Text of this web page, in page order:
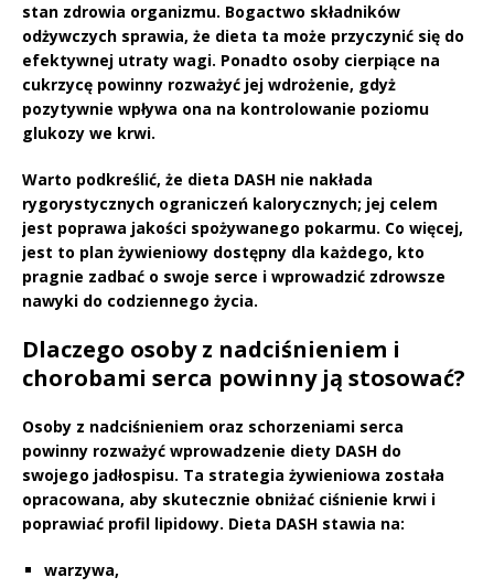
stan zdrowia organizmu. Bogactwo składników
odżywczych sprawia, że dieta ta może przyczynić się do
efektywnej utraty wagi. Ponadto osoby cierpiące na
cukrzycę powinny rozważyć jej wdrożenie, gdyż
pozytywnie wpływa ona na kontrolowanie poziomu
glukozy we krwi.
Warto podkreślić, że dieta DASH nie nakłada
rygorystycznych ograniczeń kalorycznych; jej celem
jest poprawa jakości spożywanego pokarmu. Co więcej,
jest to plan żywieniowy dostępny dla każdego, kto
pragnie zadbać o swoje serce i wprowadzić zdrowsze
nawyki do codziennego życia.
Dlaczego osoby z nadciśnieniem i
chorobami serca powinny ją stosować?
Osoby z nadciśnieniem oraz schorzeniami serca
powinny rozważyć wprowadzenie diety DASH do
swojego jadłospisu. Ta strategia żywieniowa została
opracowana, aby skutecznie obniżać ciśnienie krwi i
poprawiać profil lipidowy. Dieta DASH stawia na:
warzywa,